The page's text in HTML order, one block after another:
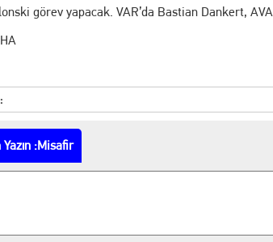
görev yapacak. VAR’da Bastian Dankert,
:Misafir